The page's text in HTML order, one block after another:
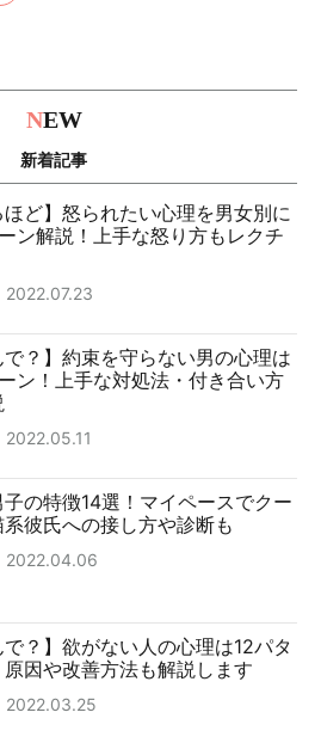
NEW
新着記事
ほど】怒られたい心理を男女別に
ン解説！上手な怒り方もレクチ
2022.07.23
で？】約束を守らない男の心理は
ン！上手な対処法・付き合い方
2022.05.11
の特徴14選！マイペースでクー
系彼氏への接し方や診断も
2022.04.06
で？】欲がない人の心理は12パタ
原因や改善方法も解説します
2022.03.25